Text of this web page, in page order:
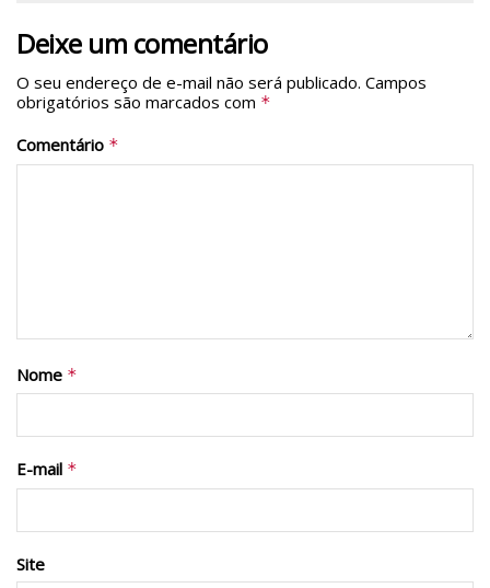
Deixe um comentário
O seu endereço de e-mail não será publicado. Campos
obrigatórios são marcados com *
Comentário *
Nome *
E-mail *
Site